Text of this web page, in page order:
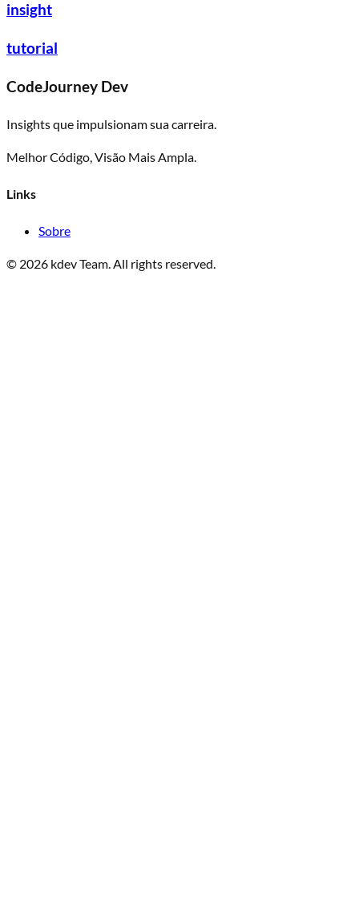
insight
tutorial
CodeJourney Dev
Insights que impulsionam sua carreira.
Melhor Código, Visão Mais Ampla.
Links
Sobre
© 2026 kdev Team.All rights reserved.